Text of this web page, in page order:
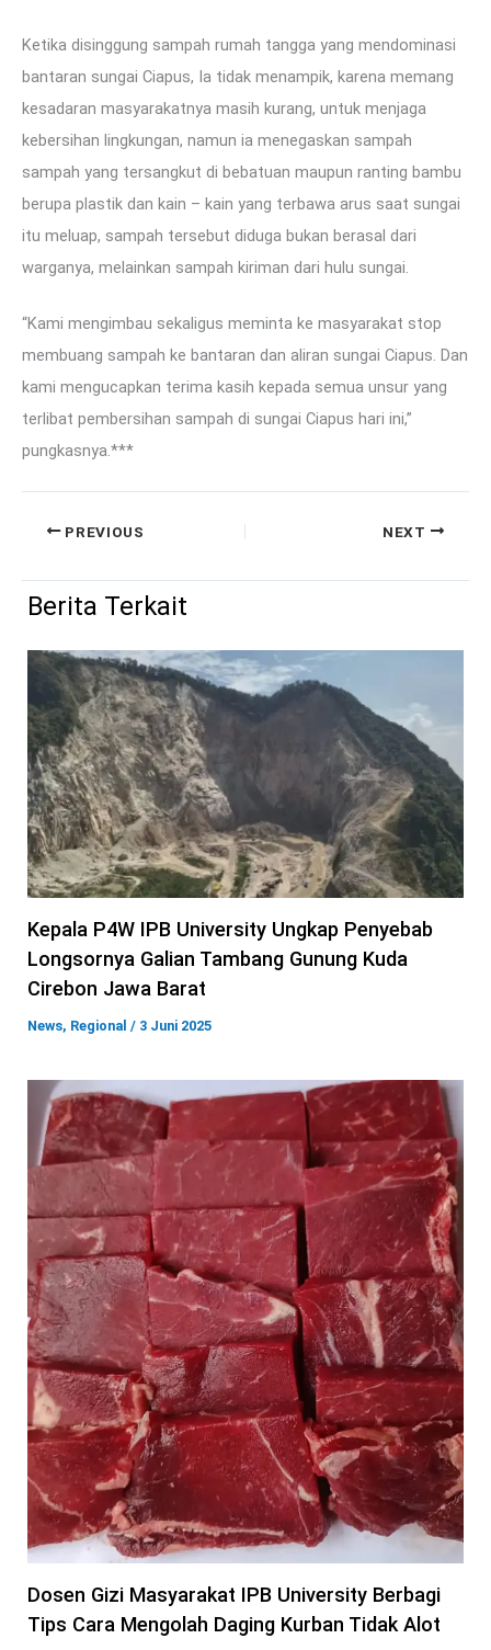
Ketika disinggung sampah rumah tangga yang mendominasi
bantaran sungai Ciapus, Ia tidak menampik, karena memang
kesadaran masyarakatnya masih kurang, untuk menjaga
kebersihan lingkungan, namun ia menegaskan sampah
sampah yang tersangkut di bebatuan maupun ranting bambu
berupa plastik dan kain – kain yang terbawa arus saat sungai
itu meluap, sampah tersebut diduga bukan berasal dari
warganya, melainkan sampah kiriman dari hulu sungai.
“Kami mengimbau sekaligus meminta ke masyarakat stop
membuang sampah ke bantaran dan aliran sungai Ciapus. Dan
kami mengucapkan terima kasih kepada semua unsur yang
terlibat pembersihan sampah di sungai Ciapus hari ini,”
pungkasnya.***
PREVIOUS NEXT
Berita Terkait
Kepala P4W IPB University Ungkap Penyebab
Longsornya Galian Tambang Gunung Kuda
Cirebon Jawa Barat
News, Regional / 3 Juni 2025
Dosen Gizi Masyarakat IPB University Berbagi
Tips Cara Mengolah Daging Kurban Tidak Alot